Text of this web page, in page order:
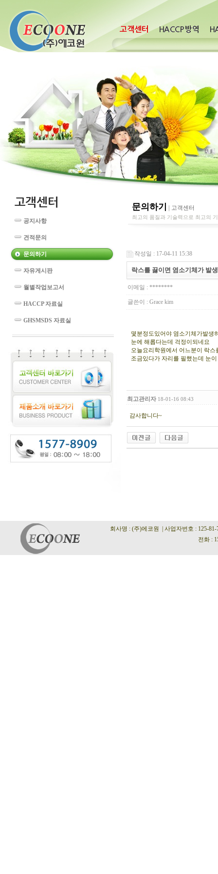
공지사항
견적문의
문의하기
자유게시판
월별작업보고서
HACCP 자료실
GHSMSDS 자료실
문의하기 고객센터
최고의 품질과 기술력으로 최고의
작성일 : 17-04-11 15:38
락스를 끓이면 염소기체가 발
이메일 : ********
글쓴이 :Grace kim
몇분정도있어야 염소기체가발생
눈에 해롭다는데 걱정이되네요
오늘요리학원에서 어느분이 락
조금있다가 자리를 필했는데 눈
최고관리자 18-01-16 08:43
감사합니다~
회사명 : (주)에코원 | 사업자번호 : 125-
전화 :